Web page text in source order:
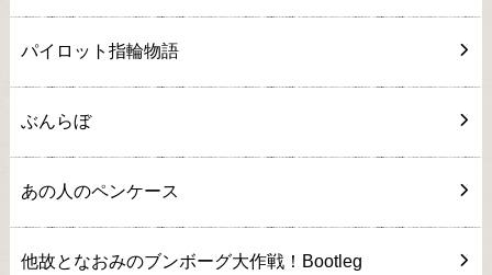
パイロット指輪物語
ぶんらぼ
あの人のペンケース
他故となおみのブンボーグ大作戦！Bootleg